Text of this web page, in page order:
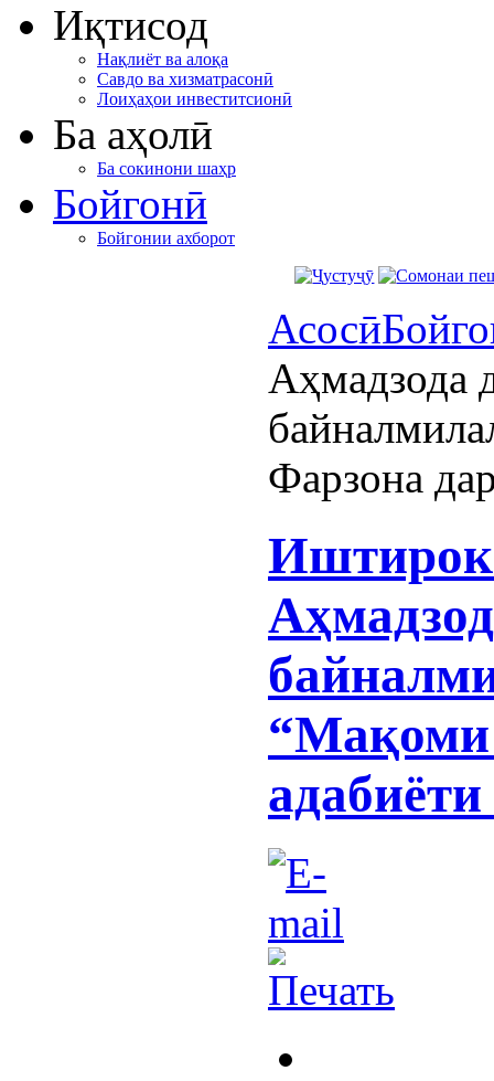
Иқтисод
Нақлиёт ва алоқа
Савдо ва хизматрасонӣ
Лоиҳаҳои инвеститсионӣ
Ба аҳолӣ
Ба сокинони шаҳр
Бойгонӣ
Бойгонии ахборот
Асосӣ
Аҳмадзода
Фарзона
“Мақоми